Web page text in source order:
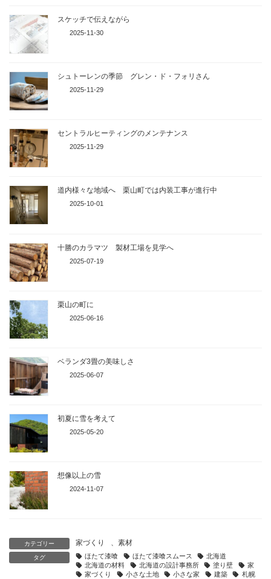
スケッチで伝えながら
2025-11-30
シュトーレンの季節 グレン・ド・フォリさん
2025-11-29
セントラルヒーティングのメンテナンス
2025-11-29
道内様々な地域へ 栗山町では内装工事が進行中
2025-10-01
十勝のカラマツ 製材工場を見学へ
2025-07-19
栗山の町に
2025-06-16
ベランダ3畳の美味しさ
2025-06-07
初夏に雪を考えて
2025-05-20
想像以上の雪
2024-11-07
カテゴリー 家づくり 、 素材
タグ ほたて漆喰 ほたて漆喰スムース
北海道
北海道の材料
北海道の設計事務所 塗り壁
家
家づくり
小さな土地 小さな家 建築
札幌